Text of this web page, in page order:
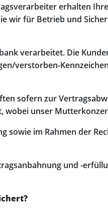
erhalten
wir für Betrieb und
verarbeitet. Die
verstorben-
sofern zur
unser
sowie im Rahmen der
und -